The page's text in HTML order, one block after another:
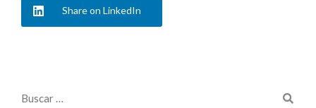
Share on LinkedIn